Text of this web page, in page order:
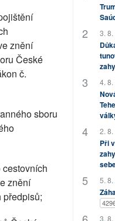
znění
České
č.
sboru
cestovních
znění
3.
4.
2.
Při
5.
3.